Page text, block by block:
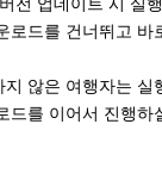
로드를 건너뛰고 바
않은 여행자는 실
드를 이어서 진행하